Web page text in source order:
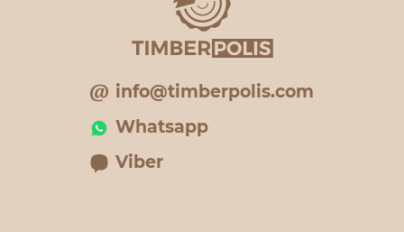
info@timberpolis.com
Whatsapp
Viber